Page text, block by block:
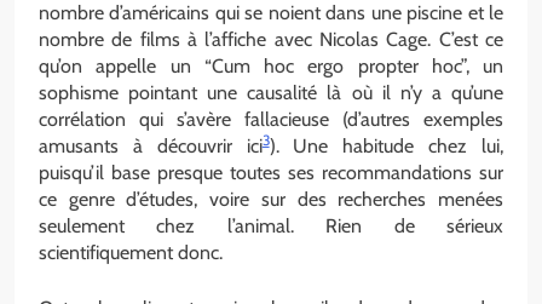
nombre d’américains qui se noient dans une piscine et le
nombre de films à l’affiche avec Nicolas Cage. C’est ce
qu’on appelle un “Cum hoc ergo propter hoc”, un
sophisme pointant une causalité là où il n’y a qu’une
corrélation qui s’avère fallacieuse (d’autres exemples
amusants à découvrir ici3). Une habitude chez lui,
puisqu’il base presque toutes ses recommandations sur
ce genre d’études, voire sur des recherches menées
seulement chez l’animal. Rien de sérieux
scientifiquement donc.